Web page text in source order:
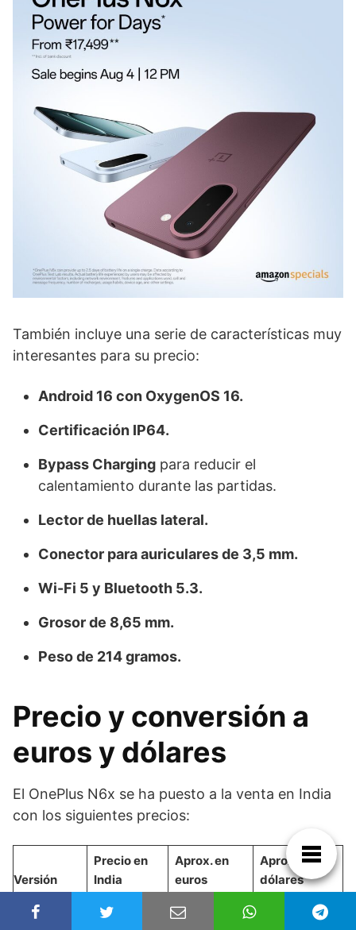
También incluye una serie de características muy
interesantes para su precio:
Android 16 con OxygenOS 16.
Certificación IP64.
Bypass Charging para reducir el
calentamiento durante las partidas.
Lector de huellas lateral.
Conector para auriculares de 3,5 mm.
Wi-Fi 5 y Bluetooth 5.3.
Grosor de 8,65 mm.
Peso de 214 gramos.
Precio y conversión a
euros y dólares
El OnePlus N6x se ha puesto a la venta en India
con los siguientes precios:
Versión
Precio en
India
Aprox. en
euros
Aprox. en
dólares
4 GB + 64
18.999
173 €